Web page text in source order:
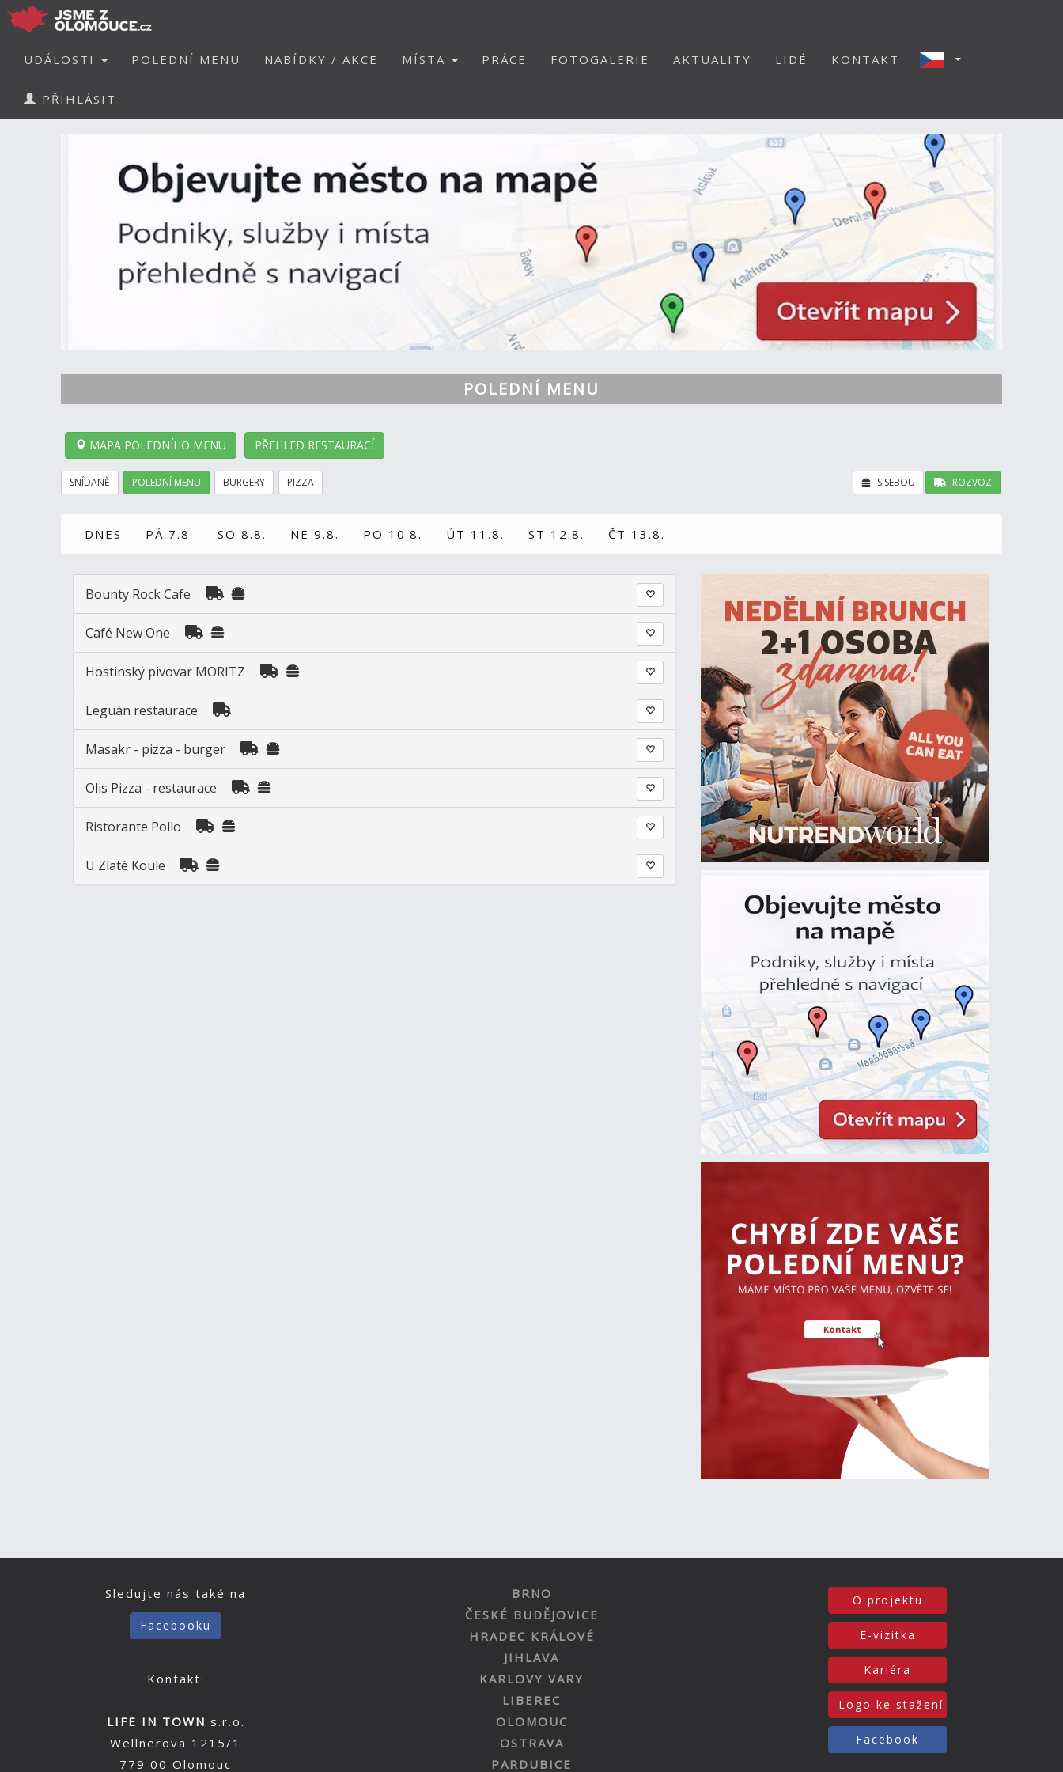
UDÁLOSTI POLEDNÍ MENU NABÍDKY / AKCE MÍSTA PRÁCE FOTOGALERIE AKTUALITY LIDÉ KONTAKT
PŘIHLÁSIT
POLEDNÍ MENU
MAPA POLEDNÍHO MENU PŘEHLED RESTAURACÍ
SNÍDANĚ POLEDNÍ MENU BURGERY PIZZA ROZVOZ
S SEBOU
DNES PÁ 7.8. SO 8.8. NE 9.8. PO 10.8. ÚT 11.8. ST 12.8. ČT 13.8.
Bounty Rock Cafe
Café New One
Hostinský pivovar MORITZ
Leguán restaurace
Masakr - pizza - burger
Olis Pizza - restaurace
Ristorante Pollo
U Zlaté Koule
Sledujte nás také na
Facebooku
Kontakt:
LIFE IN TOWN s.r.o.
Wellnerova 1215/1
779 00 Olomouc
BRNO
ČESKÉ BUDĚJOVICE
HRADEC KRÁLOVÉ
JIHLAVA
KARLOVY VARY
LIBEREC
OLOMOUC
OSTRAVA
PARDUBICE
O projektu
E-vizitka
Kariéra
Logo ke stažení
Facebook